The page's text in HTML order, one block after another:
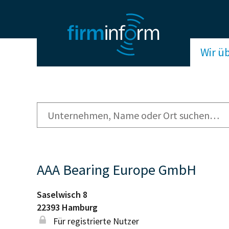
Wir
AAA Bearing Europe GmbH
Saselwisch 8
22393 Hamburg
Für registrierte Nutzer